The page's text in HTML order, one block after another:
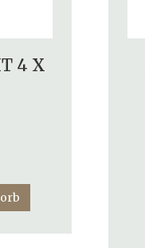
4 X